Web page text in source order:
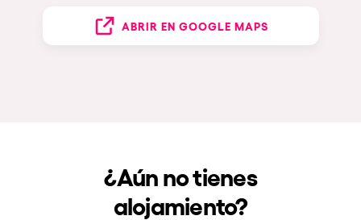
ABRIR EN GOOGLE MAPS
¿Aún no tienes
alojamiento?